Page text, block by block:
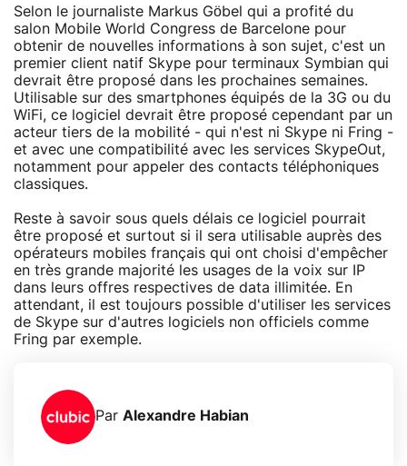
Selon le journaliste Markus Göbel qui a profité du
salon Mobile World Congress de Barcelone pour
obtenir de nouvelles informations à son sujet, c'est un
premier client natif Skype pour terminaux Symbian qui
devrait être proposé dans les prochaines semaines.
Utilisable sur des smartphones équipés de la 3G ou du
WiFi, ce logiciel devrait être proposé cependant par un
acteur tiers de la mobilité - qui n'est ni Skype ni Fring -
et avec une compatibilité avec les services SkypeOut,
notamment pour appeler des contacts téléphoniques
classiques.
Reste à savoir sous quels délais ce logiciel pourrait
être proposé et surtout si il sera utilisable auprès des
opérateurs mobiles français qui ont choisi d'empêcher
en très grande majorité les usages de la voix sur IP
dans leurs offres respectives de data illimitée. En
attendant, il est toujours possible d'utiliser les services
de Skype sur d'autres logiciels non officiels comme
Fring par exemple.
Par Alexandre Habian